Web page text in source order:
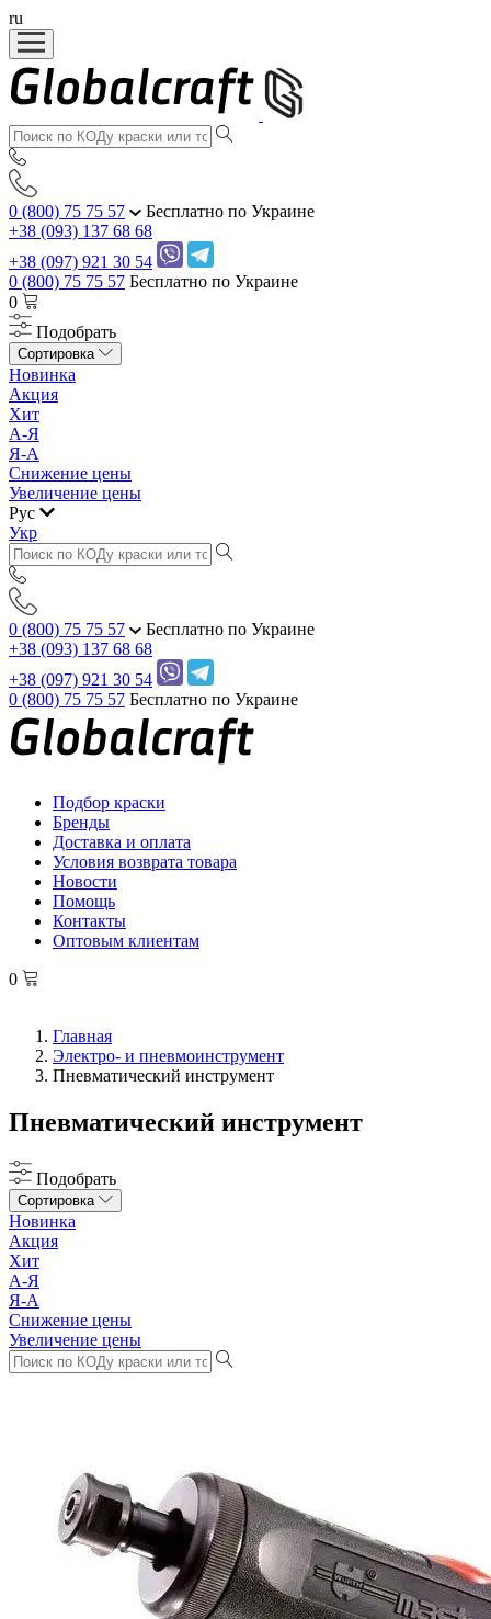
ru
0 (800) 75 75 57
Бесплатно по Украине
+38 (093) 137 68 68
+38 (097) 921 30 54
0 (800) 75 75 57 Бесплатно по Украине
0
Подобрать
Сортировка
Новинка
Акция
Хит
А-Я
Я-А
Снижение цены
Увеличение цены
Рус
Укр
0 (800) 75 75 57
Бесплатно по Украине
+38 (093) 137 68 68
+38 (097) 921 30 54
0 (800) 75 75 57 Бесплатно по Украине
Подбор краски
Бренды
Доставка и оплата
Условия возврата товара
Новости
Помощь
Контакты
Оптовым клиентам
0
Главная
Электро- и пневмоинструмент
Пневматический инструмент
Пневматический инструмент
Подобрать
Сортировка
Новинка
Акция
Хит
А-Я
Я-А
Снижение цены
Увеличение цены